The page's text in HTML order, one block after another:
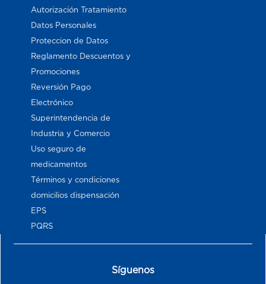
Autorización Tratamiento
Datos Personales
Proteccion de Datos
Reglamento Descuentos y
Promociones
Reversión Pago
Electrónico
Superintendencia de
Industria y Comercio
Uso seguro de
medicamentos
Términos y condiciones
domicilios dispensación
EPS
PQRS
Síguenos